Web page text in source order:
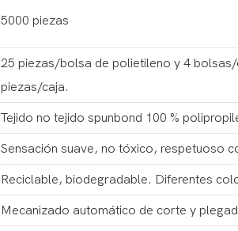
5000 piezas
25 piezas/bolsa de polietileno y 4
piezas/caja.
Tejido no tejido spunbond 100 %
Sensación suave, no tóxico, respetuoso
Reciclable, biodegradable. Diferentes
Mecanizado automático de corte y